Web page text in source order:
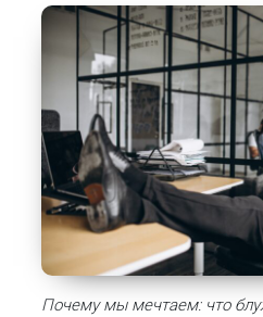
Почему мы мечтаем: что